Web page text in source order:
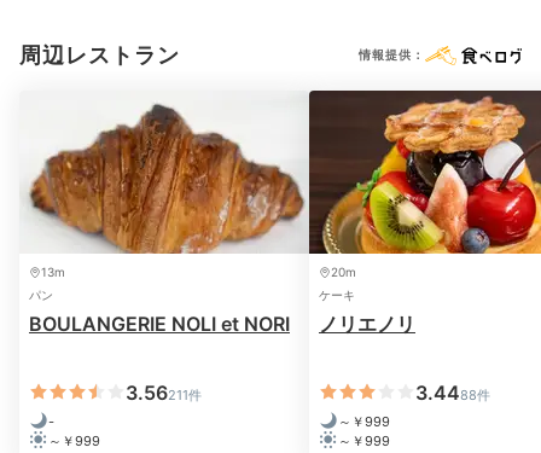
周辺レストラン 情報提供：
13m
パン
BOULANGERIE NOLI et NORI
3.56211件
-
～￥999
20m
ケーキ
ノリエノリ
3.4488件
～￥999
～￥999